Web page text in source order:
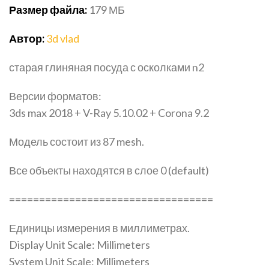
Размер файла: 179МБ
Автор:3d vlad
старая глиняная посуда с осколками n2
Версии форматов:
3ds max 2018 + V-Ray 5.10.02 + Corona 9.2
Модель состоит из 87 mesh.
Все объекты находятся в слое 0 (default)
==================================
Единицы измерения в миллиметрах.
Display Unit Scale: Millimeters
System Unit Scale: Millimeters